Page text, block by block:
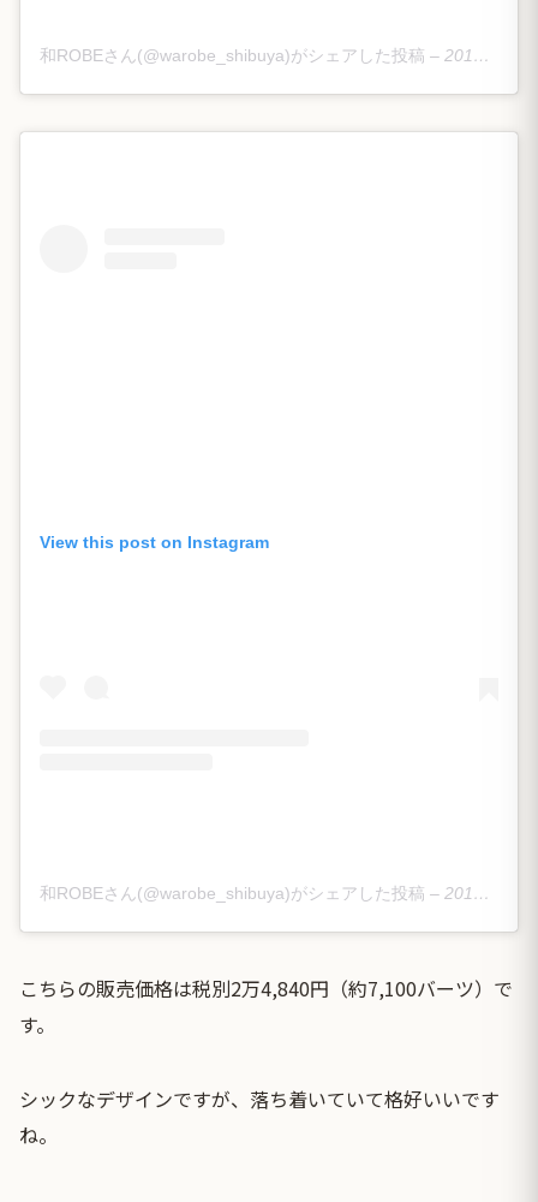
和ROBEさん(@warobe_shibuya)がシェアした投稿 – 2019年 3月月21日午後6時59分PDT
View this post on Instagram
和ROBEさん(@warobe_shibuya)がシェアした投稿 – 2019年 4月月2日午前2時47分PDT
こちらの販売価格は税別2万4,840円（約7,100バーツ）で
す。
シックなデザインですが、落ち着いていて格好いいです
ね。